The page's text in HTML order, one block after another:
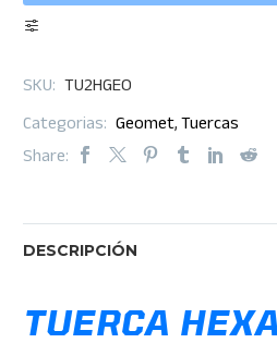
cantidad
SKU: TU2HGEO
Categorias: Geomet, Tuercas
Share:
DESCRIPCIÓN
TUERCA